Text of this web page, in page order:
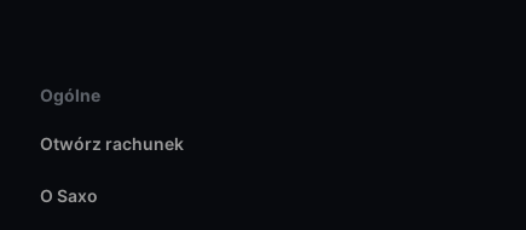
Ogólne
Otwórz rachunek
O Saxo